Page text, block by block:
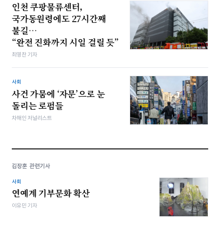
인천 쿠팡물류센터,
국가동원령에도 27시간째
불길…
“완전 진화까지 시일 걸릴 듯”
최영찬 기자
사회
사건 가뭄에 ‘자문’으로 눈
돌리는 로펌들
차해인 저널리스트
김장훈 관련기사
사회
연예계 기부문화 확산
이유민 기자